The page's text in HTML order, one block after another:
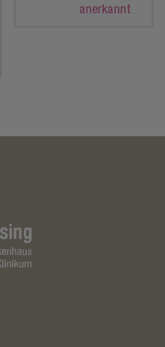
anerkannt